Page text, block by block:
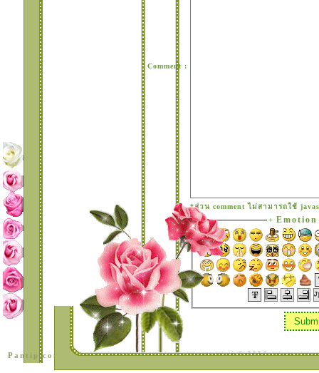
Comment :
*ส่วน comment ไม่สามารถใช้
+ Emotion
Pantip.com PantipMarket.com|Pantown.com| © 2004